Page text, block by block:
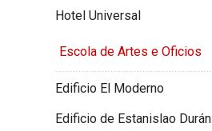
Hotel Universal
Escola de Artes e Oficios
Edificio El Moderno
Edificio de Estanislao Durán